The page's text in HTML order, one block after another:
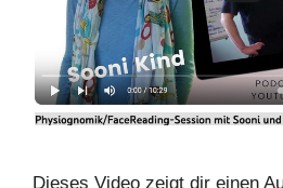
Dieses Video zeigt dir einen